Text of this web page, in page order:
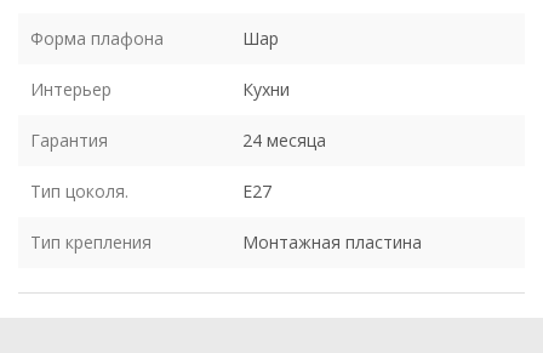
Форма плафона Шар
Интерьер Кухни
Гарантия 24 месяца
Тип цоколя. E27
Тип крепления Монтажная пластина